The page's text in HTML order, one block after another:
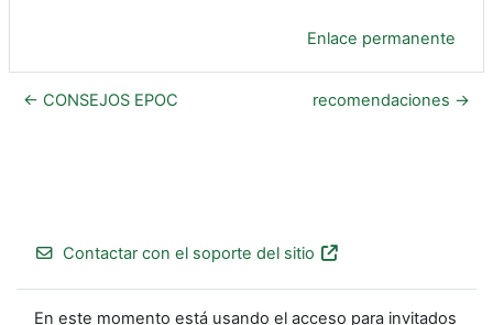
Enlace permanente
← CONSEJOS EPOC recomendaciones →
Contactar con el soporte del sitio
En este momento está usando el acceso para invitados